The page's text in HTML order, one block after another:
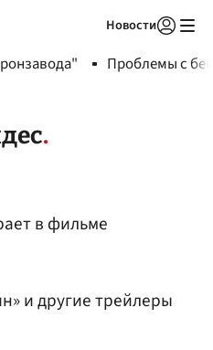
Новости
Проблемы с
в фильме
и другие трейлеры